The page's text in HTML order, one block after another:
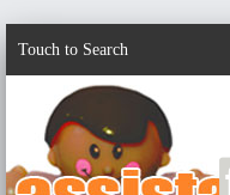
Touch to Search